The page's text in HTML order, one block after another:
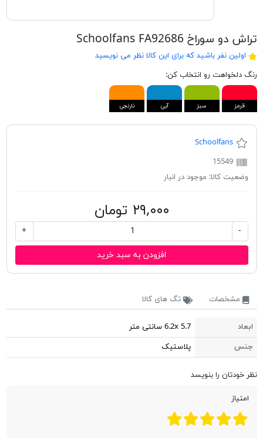
تراش دو سوراخ Schoolfans FA92686
اولین نفر باشید که برای این کالا نظر می نویسید
رنگ دلخواهت رو انتخاب کن:
قرمز سبز آبی نارنجی
Schoolfans
15549
وضعیت کالا: موجود در انبار
۲۹,۰۰۰ تومان
-
+
افزودن به سبد خرید
مشخصات تگ های کالا
ابعاد
6.2x 5.7 سانتی متر
جنس
پلاستیک
نظر خودتان را بنویسد
امتیاز